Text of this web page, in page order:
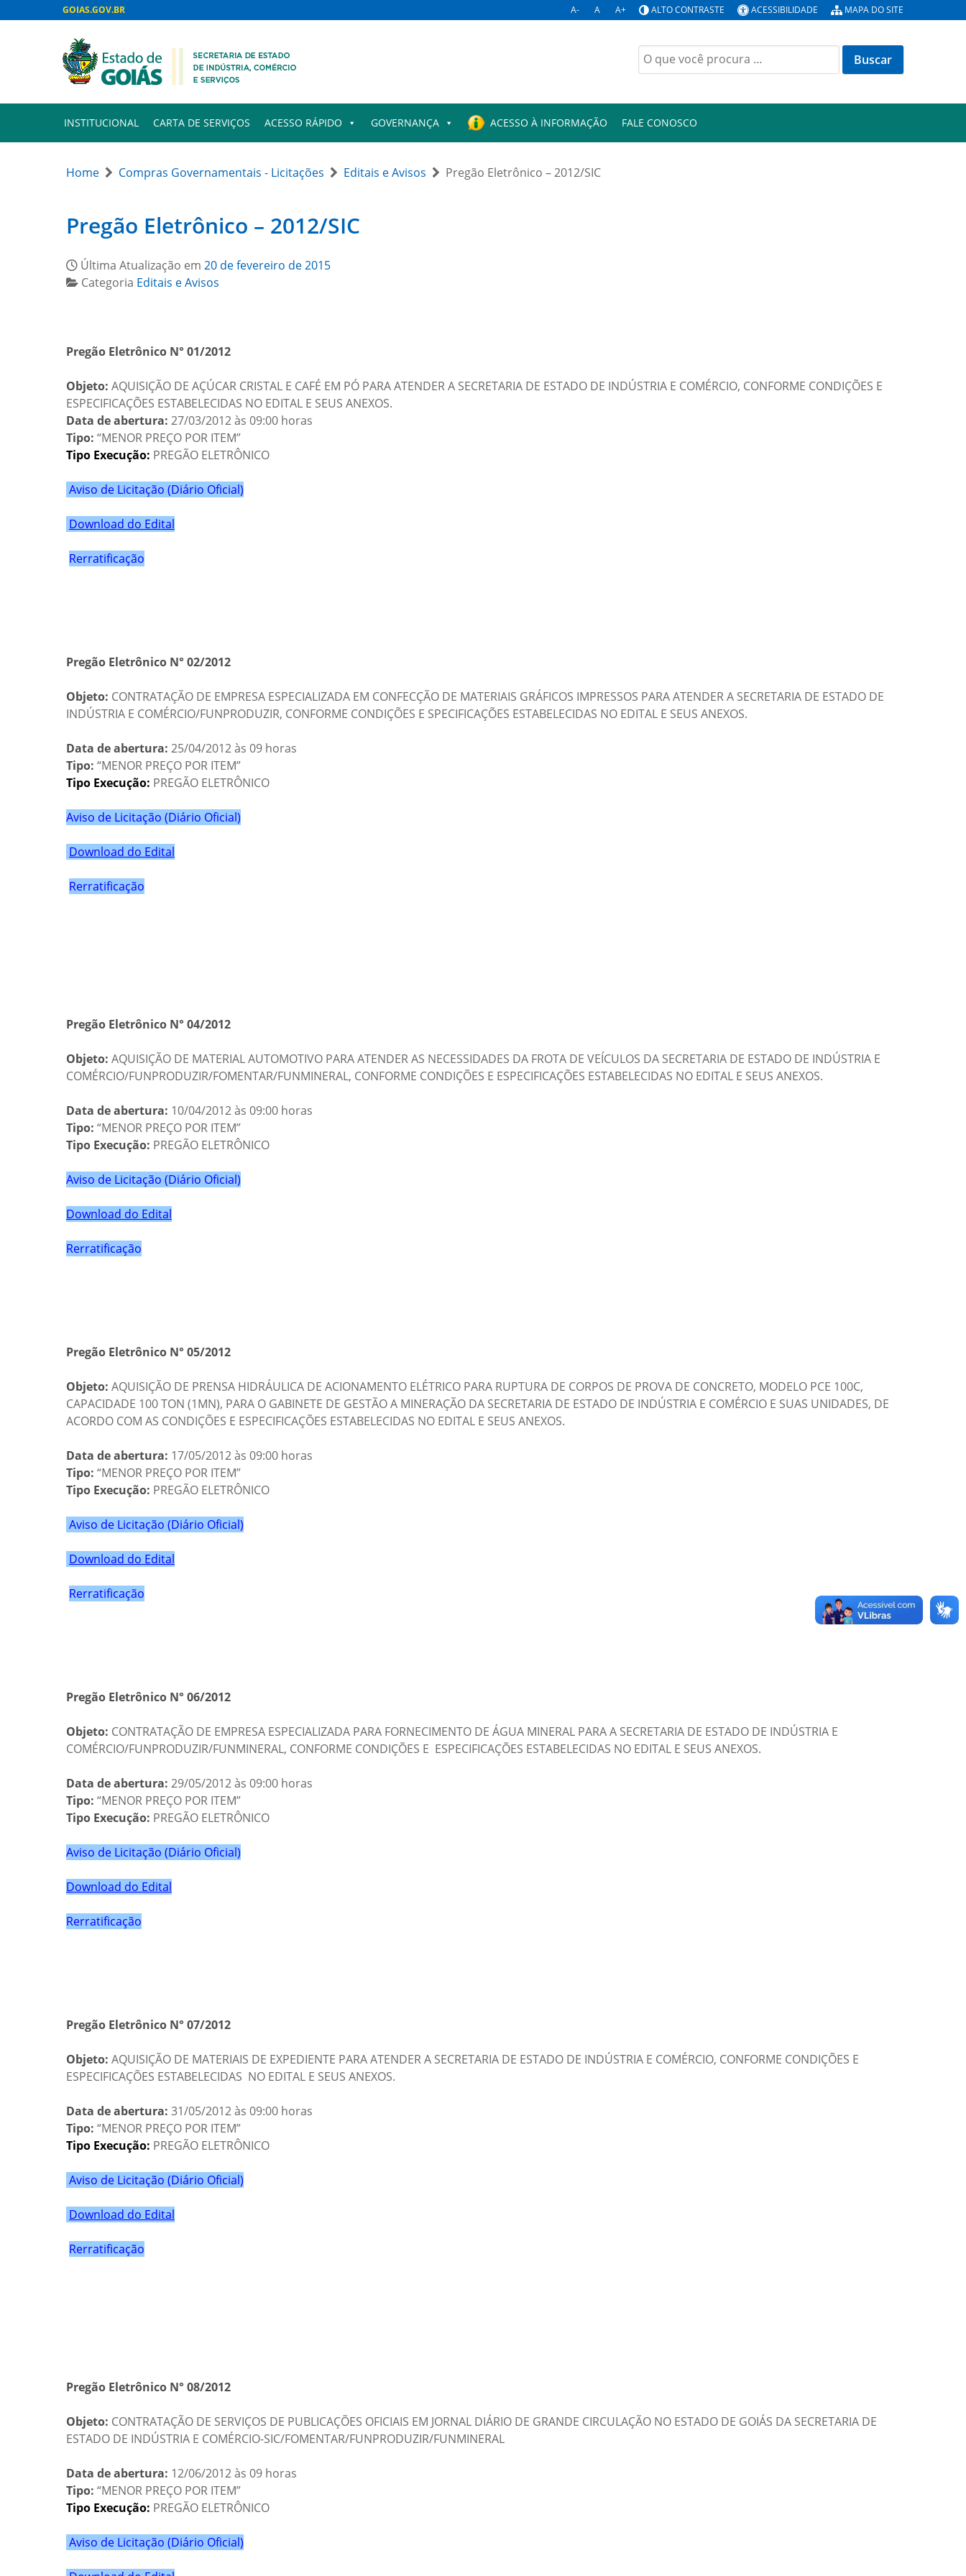
GOIAS.GOV.BR A- A A+ ALTO CONTRASTE ACESSIBILIDADE MAPA DO SITE
Buscar
por:
INSTITUCIONAL CARTA DE SERVIÇOS ACESSO RÁPIDO GOVERNANÇA ACESSO À INFORMAÇÃO FALE CONOSCO
Home Compras Governamentais - Licitações Editais e Avisos Pregão Eletrônico – 2012/SIC
Pregão Eletrônico – 2012/SIC
Última Atualização em 20 de fevereiro de 2015
Categoria Editais e Avisos
Pregão Eletrônico N° 01/2012
Objeto: AQUISIÇÃO DE AÇÚCAR CRISTAL E CAFÉ EM PÓ PARA ATENDER A SECRETARIA DE ESTADO DE INDÚSTRIA E COMÉRCIO, CONFORME CONDIÇÕES E
ESPECIFICAÇÕES ESTABELECIDAS NO EDITAL E SEUS ANEXOS.
Data de abertura: 27/03/2012 às 09:00 horas
Tipo: “MENOR PREÇO POR ITEM”
Tipo Execução: PREGÃO ELETRÔNICO
Aviso de Licitação (Diário Oficial)
Download do Edital
Rerratificação
Pregão Eletrônico N° 02/2012
Objeto: CONTRATAÇÃO DE EMPRESA ESPECIALIZADA EM CONFECÇÃO DE MATERIAIS GRÁFICOS IMPRESSOS PARA ATENDER A SECRETARIA DE ESTADO DE
INDÚSTRIA E COMÉRCIO/FUNPRODUZIR, CONFORME CONDIÇÕES E SPECIFICAÇÕES ESTABELECIDAS NO EDITAL E SEUS ANEXOS.
Data de abertura: 25/04/2012 às 09 horas
Tipo: “MENOR PREÇO POR ITEM”
Tipo Execução: PREGÃO ELETRÔNICO
Aviso de Licitação (Diário Oficial)
Download do Edital
Rerratificação
Pregão Eletrônico N° 04/2012
Objeto: AQUISIÇÃO DE MATERIAL AUTOMOTIVO PARA ATENDER AS NECESSIDADES DA FROTA DE VEÍCULOS DA SECRETARIA DE ESTADO DE INDÚSTRIA E
COMÉRCIO/FUNPRODUZIR/FOMENTAR/FUNMINERAL, CONFORME CONDIÇÕES E ESPECIFICAÇÕES ESTABELECIDAS NO EDITAL E SEUS ANEXOS.
Data de abertura: 10/04/2012 às 09:00 horas
Tipo: “MENOR PREÇO POR ITEM”
Tipo Execução: PREGÃO ELETRÔNICO
Aviso de Licitação (Diário Oficial)
Download do Edital
Rerratificação
Pregão Eletrônico N° 05/2012
Objeto: AQUISIÇÃO DE PRENSA HIDRÁULICA DE ACIONAMENTO ELÉTRICO PARA RUPTURA DE CORPOS DE PROVA DE CONCRETO, MODELO PCE 100C,
CAPACIDADE 100 TON (1MN), PARA O GABINETE DE GESTÃO A MINERAÇÃO DA SECRETARIA DE ESTADO DE INDÚSTRIA E COMÉRCIO E SUAS UNIDADES, DE
ACORDO COM AS CONDIÇÕES E ESPECIFICAÇÕES ESTABELECIDAS NO EDITAL E SEUS ANEXOS.
Data de abertura: 17/05/2012 às 09:00 horas
Tipo: “MENOR PREÇO POR ITEM”
Tipo Execução: PREGÃO ELETRÔNICO
Aviso de Licitação (Diário Oficial)
Download do Edital
Rerratificação
Pregão Eletrônico N° 06/2012
Objeto: CONTRATAÇÃO DE EMPRESA ESPECIALIZADA PARA FORNECIMENTO DE ÁGUA MINERAL PARA A SECRETARIA DE ESTADO DE INDÚSTRIA E
COMÉRCIO/FUNPRODUZIR/FUNMINERAL, CONFORME CONDIÇÕES E ESPECIFICAÇÕES ESTABELECIDAS NO EDITAL E SEUS ANEXOS.
Data de abertura: 29/05/2012 às 09:00 horas
Tipo: “MENOR PREÇO POR ITEM”
Tipo Execução: PREGÃO ELETRÔNICO
Aviso de Licitação (Diário Oficial)
Download do Edital
Rerratificação
Pregão Eletrônico N° 07/2012
Objeto: AQUISIÇÃO DE MATERIAIS DE EXPEDIENTE PARA ATENDER A SECRETARIA DE ESTADO DE INDÚSTRIA E COMÉRCIO, CONFORME CONDIÇÕES E
ESPECIFICAÇÕES ESTABELECIDAS NO EDITAL E SEUS ANEXOS.
Data de abertura: 31/05/2012 às 09:00 horas
Tipo: “MENOR PREÇO POR ITEM”
Tipo Execução: PREGÃO ELETRÔNICO
Aviso de Licitação (Diário Oficial)
Download do Edital
Rerratificação
Pregão Eletrônico N° 08/2012
Objeto: CONTRATAÇÃO DE SERVIÇOS DE PUBLICAÇÕES OFICIAIS EM JORNAL DIÁRIO DE GRANDE CIRCULAÇÃO NO ESTADO DE GOIÁS DA SECRETARIA DE
ESTADO DE INDÚSTRIA E COMÉRCIO-SIC/FOMENTAR/FUNPRODUZIR/FUNMINERAL
Data de abertura: 12/06/2012 às 09 horas
Tipo: “MENOR PREÇO POR ITEM”
Tipo Execução: PREGÃO ELETRÔNICO
Aviso de Licitação (Diário Oficial)